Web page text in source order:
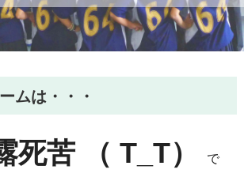
ムは・・・
死苦 （ T_T）
で